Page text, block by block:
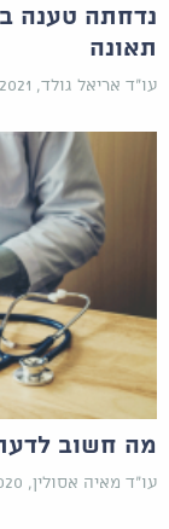
נדחתה טענה
תאונה
עו"ד אריאל גולד, 04.02.2021
מה חשוב
עו"ד מאיה אסולין, 23.11.2020